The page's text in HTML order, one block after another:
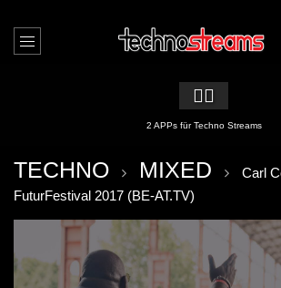
🏳️‍🌈
2 APPs für Techno Streams
TECHNO MIXED
Carl
FuturFestival 2017 (BE-AT.TV)